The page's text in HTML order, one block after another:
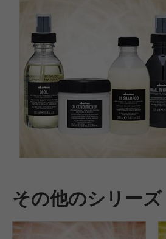
スプレーが細かく
きない。
香りも好き嫌いが
香り。2本も購入して
すべての8件の
その他のシリーズ